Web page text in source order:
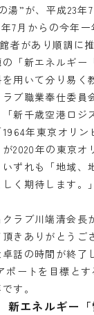
案内
湯”が、平成23年
年7月からの今年
者があり順調に
「新エネルギー
用いて分り易く
ブ職業奉仕委員
新千歳空港ロジ
年東京オリン
2020年の東京オ
ずれも「地域、
く期待します。
ラブ川端清会長
きありがとうご
話の時間が終了
ポートを目標と
す。
新エネルギー「